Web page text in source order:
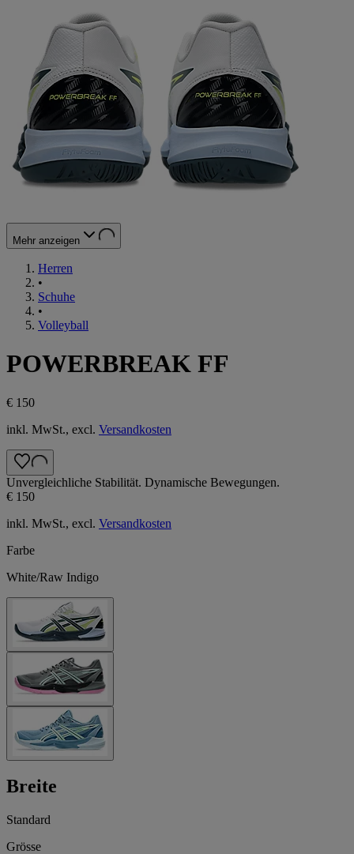
Mehr anzeigen
Herren
•
Schuhe
•
Volleyball
POWERBREAK FF
€ 150
inkl. MwSt., excl. Versandkosten
Unvergleichliche Stabilität. Dynamische Bewegungen.
€ 150
inkl. MwSt., excl. Versandkosten
Farbe
White/Raw Indigo
Breite
Standard
Grösse